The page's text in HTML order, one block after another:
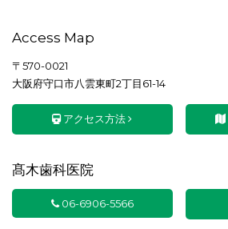
Access Map
〒570-0021
大阪府守口市八雲東町2丁目61-14
アクセス方法
髙木歯科医院
06-6906-5566